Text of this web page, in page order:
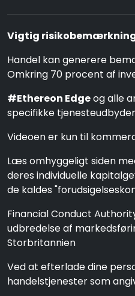
Vigtig
Handel kan generere
Omkring 70 procent af
#Ethereon Edgeog alle
specifikke
Videoen er kun til
Læs omhyggeligt siden
deres individuelle
de kaldes
Financial Conduct
udbredelse af
Storbritannien
Ved at efterlade dine
handelstjenester som